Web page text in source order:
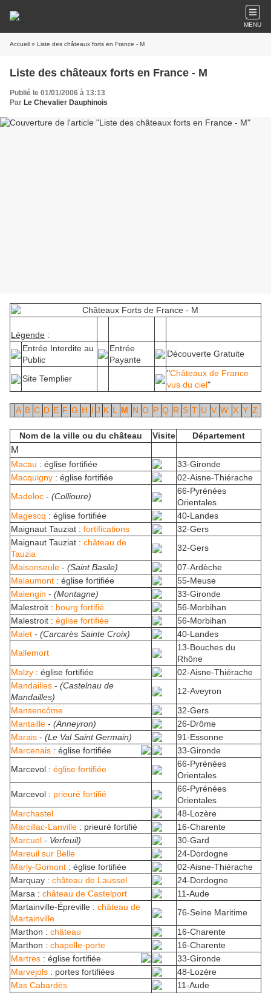
MENU
Accueil » Liste des châteaux forts en France - M
Liste des châteaux forts en France - M
Publié le 01/01/2006 à 13:13
Par Le Chevalier Dauphinois
Légende :
Entrée Interdite au
Public
Entrée
Payante
Découverte Gratuite
Site Templier
"Châteaux de France
vus du ciel"
A B C D E F G H I J K L M N O P Q R S T U V W X Y Z
Nom de la ville ou du château Visite Département
M
Macau : église fortifiée
33-Gironde
Macquigny : église fortifiée
02-Aisne-Thiérache
Madeloc - (Collioure)
66-Pyrénées
Orientales
Magescq : église fortifiée
40-Landes
Maignaut Tauziat : fortifications
32-Gers
Maignaut Tauziat : château de
Tauzia
32-Gers
Maisonseule - (Saint Basile)
07-Ardèche
Malaumont : église fortifiée
55-Meuse
Malengin - (Montagne)
33-Gironde
Malestroit : bourg fortifié
56-Morbihan
Malestroit : église fortifiée
56-Morbihan
Malet - (Carcarès Sainte Croix)
40-Landes
Mallemort
13-Bouches du
Rhône
Malzy : église fortifiée
02-Aisne-Thiérache
Mandailles - (Castelnau de
Mandailles)
12-Aveyron
Mansencôme
32-Gers
Mantaille - (Anneyron)
26-Drôme
Marais - (Le Val Saint Germain)
91-Essonne
Marcenais : église fortifiée
33-Gironde
Marcevol : église fortifiée
66-Pyrénées
Orientales
Marcevol : prieuré fortifié
66-Pyrénées
Orientales
Marchastel
48-Lozère
Marcillac-Lanville : prieuré fortifié
16-Charente
Marcuel - Verfeuil)
30-Gard
Mareuil sur Belle
24-Dordogne
Marly-Gomont : église fortifiée
02-Aisne-Thiérache
Marquay : château de Laussel
24-Dordogne
Marsa : château de Castelport
11-Aude
Martainville-Épreville : château de
Martainville
76-Seine Maritime
Marthon : château
16-Charente
Marthon : chapelle-porte
16-Charente
Martres : église fortifiée
33-Gironde
Marvejols : portes fortifiées
48-Lozère
Mas Cabardès
11-Aude